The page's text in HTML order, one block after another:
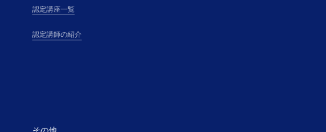
認定講座一覧
認定講師の紹介